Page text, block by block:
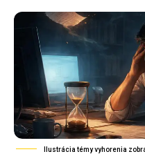
Ilustrácia témy vyhorenia